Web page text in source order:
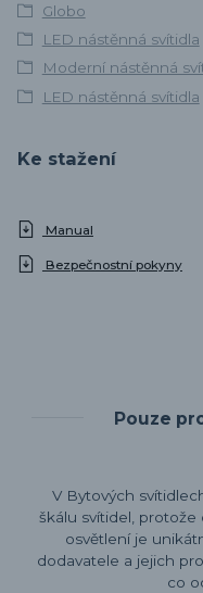
Globo
LED nástěnná svítidla
Moderní nástěnná
LED nástěnná svítidla
Ke stažení
Manual
Bezpečnostní pokyny
Pouze
V Bytových
škálu svítidel,
osvětlení je
dodavatele a jejich
co